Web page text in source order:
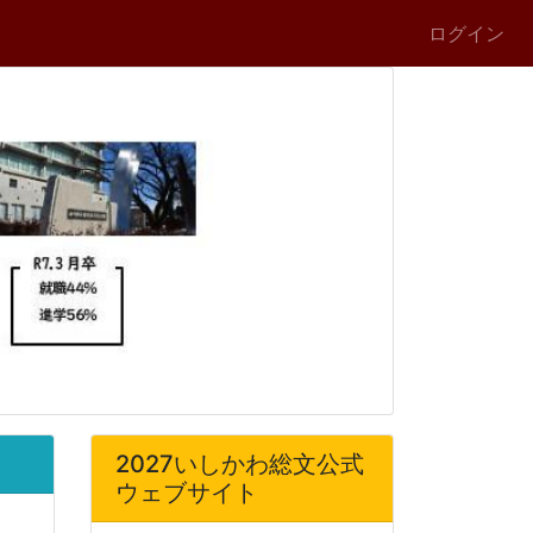
ログイン
2027いしかわ総文公式
ウェブサイト